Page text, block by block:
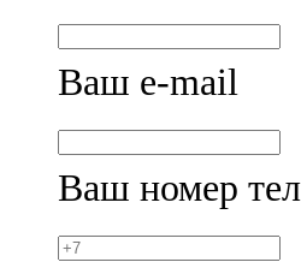
Ваш e-mail
Ваш номер